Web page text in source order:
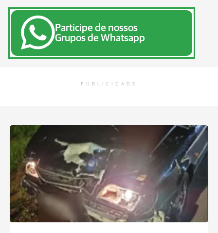
Participe de nossos
Grupos de Whatsapp
PUBLICIDADE